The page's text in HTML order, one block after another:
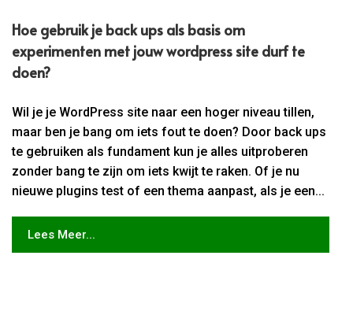
Hoe gebruik je back ups als basis om
experimenten met jouw wordpress site durf te
doen?
Wil je je WordPress site naar een hoger niveau tillen,
maar ben je bang om iets fout te doen? Door back ups
te gebruiken als fundament kun je alles uitproberen
zonder bang te zijn om iets kwijt te raken. Of je nu
nieuwe plugins test of een thema aanpast, als je een...
Lees Meer...